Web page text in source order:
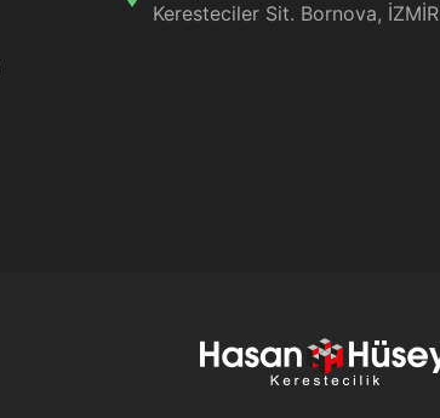
Keresteciler Sit. Bornova, İZMİR